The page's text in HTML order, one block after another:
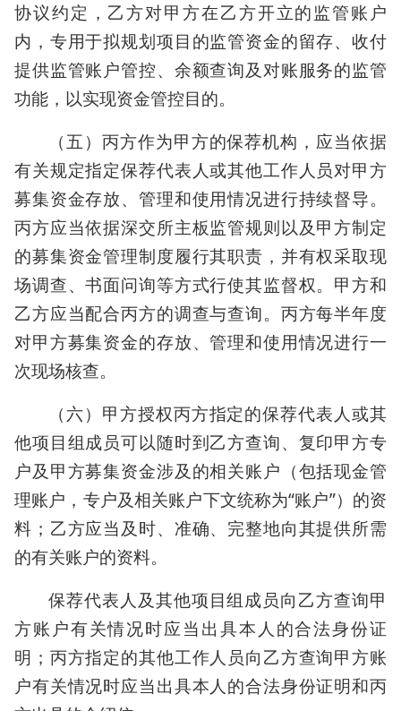
协议约定，乙方对甲方在乙方开立的监管账户
内，专用于拟规划项目的监管资金的留存、收付
提供监管账户管控、余额查询及对账服务的监管
功能，以实现资金管控目的。
（五）丙方作为甲方的保荐机构，应当依据
有关规定指定保荐代表人或其他工作人员对甲方
募集资金存放、管理和使用情况进行持续督导。
丙方应当依据深交所主板监管规则以及甲方制定
的募集资金管理制度履行其职责，并有权采取现
场调查、书面问询等方式行使其监督权。甲方和
乙方应当配合丙方的调查与查询。丙方每半年度
对甲方募集资金的存放、管理和使用情况进行一
次现场核查。
（六）甲方授权丙方指定的保荐代表人或其
他项目组成员可以随时到乙方查询、复印甲方专
户及甲方募集资金涉及的相关账户（包括现金管
理账户，专户及相关账户下文统称为“账户”）的资
料；乙方应当及时、准确、完整地向其提供所需
的有关账户的资料。
保荐代表人及其他项目组成员向乙方查询甲
方账户有关情况时应当出具本人的合法身份证
明；丙方指定的其他工作人员向乙方查询甲方账
户有关情况时应当出具本人的合法身份证明和丙